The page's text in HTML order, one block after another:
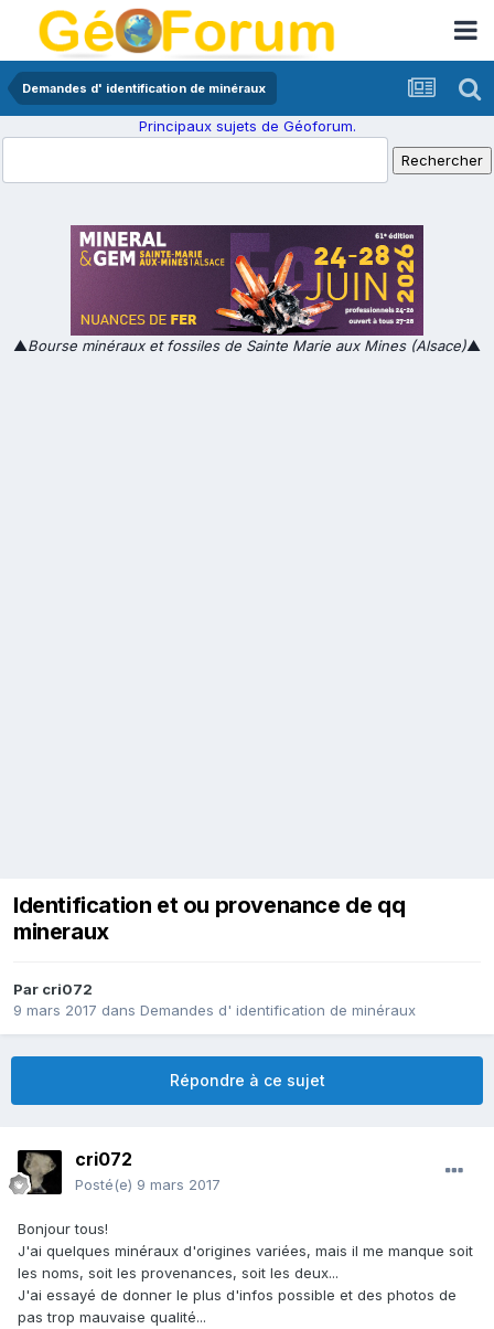
Demandes d' identification de minéraux
Principaux sujets de Géoforum.
▲Bourse minéraux et fossiles de Sainte Marie aux Mines (Alsace)▲
Identification et ou provenance de qq
mineraux
Par cri072
9 mars 2017 dans Demandes d' identification de minéraux
Répondre à ce sujet
cri072
Posté(e) 9 mars 2017
Bonjour tous!
J'ai quelques minéraux d'origines variées, mais il me manque soit
les noms, soit les provenances, soit les deux...
J'ai essayé de donner le plus d'infos possible et des photos de
pas trop mauvaise qualité...